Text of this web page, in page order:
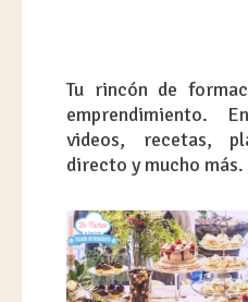
Tu rincón de
emprendimiento.
videos, recetas,
directo y mucho más.